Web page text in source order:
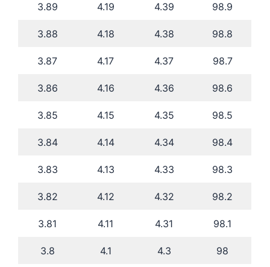
3.89 4.19 4.39 98.9
3.88 4.18 4.38 98.8
3.87 4.17 4.37 98.7
3.86 4.16 4.36 98.6
3.85 4.15 4.35 98.5
3.84 4.14 4.34 98.4
3.83 4.13 4.33 98.3
3.82 4.12 4.32 98.2
3.81 4.11 4.31 98.1
3.8 4.1 4.3 98